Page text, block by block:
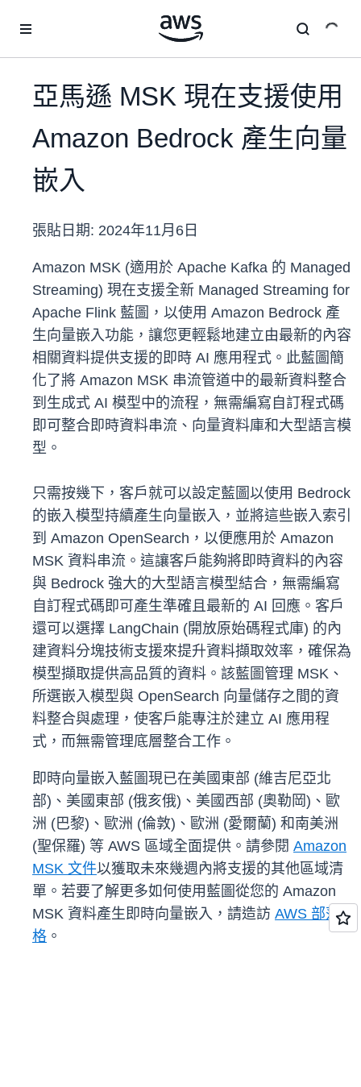
亞馬遜 MSK 現在支援使用
Amazon Bedrock 產生向量
嵌入
張貼日期: 2024年11月6日
Amazon MSK (適用於 Apache Kafka 的 Managed
Streaming) 現在支援全新 Managed Streaming for
Apache Flink 藍圖，以使用 Amazon Bedrock 產
生向量嵌入功能，讓您更輕鬆地建立由最新的內容
相關資料提供支援的即時 AI 應用程式。此藍圖簡
化了將 Amazon MSK 串流管道中的最新資料整合
到生成式 AI 模型中的流程，無需編寫自訂程式碼
即可整合即時資料串流、向量資料庫和大型語言模
型。
只需按幾下，客戶就可以設定藍圖以使用 Bedrock
的嵌入模型持續產生向量嵌入，並將這些嵌入索引
到 Amazon OpenSearch，以便應用於 Amazon
MSK 資料串流。這讓客戶能夠將即時資料的內容
與 Bedrock 強大的大型語言模型結合，無需編寫
自訂程式碼即可產生準確且最新的 AI 回應。客戶
還可以選擇 LangChain (開放原始碼程式庫) 的內
建資料分塊技術支援來提升資料擷取效率，確保為
模型擷取提供高品質的資料。該藍圖管理 MSK、
所選嵌入模型與 OpenSearch 向量儲存之間的資
料整合與處理，使客戶能專注於建立 AI 應用程
式，而無需管理底層整合工作。
即時向量嵌入藍圖現已在美國東部 (維吉尼亞北
部)、美國東部 (俄亥俄)、美國西部 (奧勒岡)、歐
洲 (巴黎)、歐洲 (倫敦)、歐洲 (愛爾蘭) 和南美洲
(聖保羅) 等 AWS 區域全面提供。請參閱 Amazon
MSK 文件以獲取未來幾週內將支援的其他區域清
單。若要了解更多如何使用藍圖從您的 Amazon
MSK 資料產生即時向量嵌入，請造訪 AWS 部落
格 。